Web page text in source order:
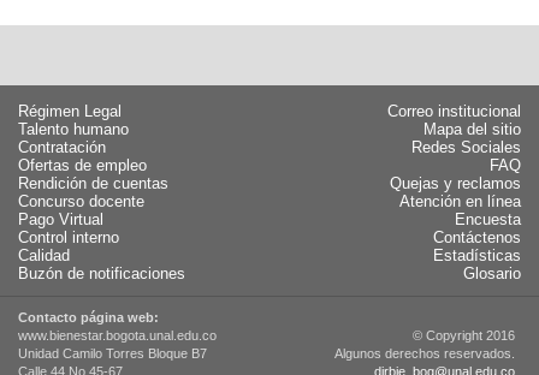
Régimen Legal
Talento humano
Contratación
Ofertas de empleo
Rendición de cuentas
Concurso docente
Pago Virtual
Control interno
Calidad
Buzón de notificaciones
Correo institucional
Mapa del sitio
Redes Sociales
FAQ
Quejas y reclamos
Atención en línea
Encuesta
Contáctenos
Estadísticas
Glosario
Contacto página web:
www.bienestar.bogota.unal.edu.co
Unidad Camilo Torres Bloque B7
Calle 44 No 45-67
© Copyright 2016
Algunos derechos reservados.
dirbie_bog@unal.edu.co